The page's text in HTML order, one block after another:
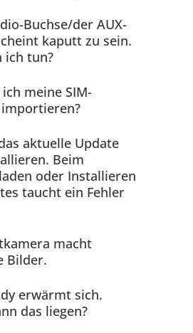
Buchse/der AUX-
kaputt zu sein.
ich tun?
meine SIM-
aktuelle Update
Beim
oder Installieren
taucht ein Fehler
macht
Bilder.
erwärmt sich.
das liegen?